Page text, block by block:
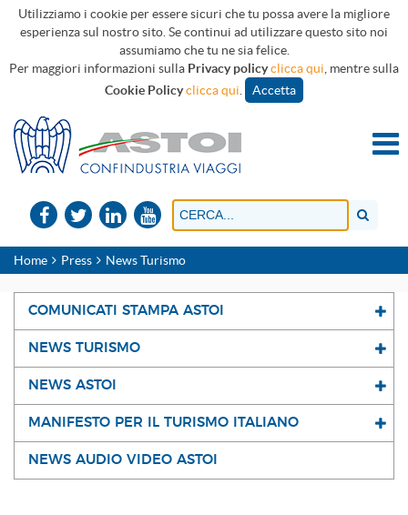
Utilizziamo i cookie per essere sicuri che tu possa avere la migliore
esperienza sul nostro sito. Se continui ad utilizzare questo sito noi
assumiamo che tu ne sia felice.
Per maggiori informazioni sulla Privacy policyclicca qui , mentre sulla
Cookie Policyclicca qui Accetta
Home Press News Turismo
COMUNICATI STAMPA ASTOI
NEWS TURISMO
NEWS ASTOI
MANIFESTO PER IL TURISMO ITALIANO
NEWS AUDIO VIDEO ASTOI